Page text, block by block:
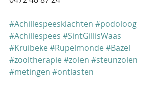
#Achillespeesklachten #podoloog
#Achillespees #SintGillisWaas
#Kruibeke#Rupelmonde#Bazel
#zooltherapie#zolen #steunzolen
#metingen #ontlasten